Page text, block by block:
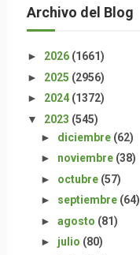
Archivo del Blog
► 2026 (1661)
► 2025 (2956)
► 2024 (1372)
▼ 2023 (545)
► diciembre (62)
► noviembre (38)
► octubre (57)
► septiembre (64)
► agosto (81)
► julio (80)